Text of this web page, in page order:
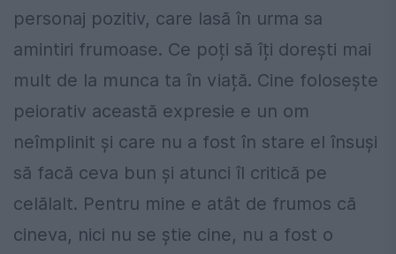
personaj pozitiv, care lasă în urma sa
amintiri frumoase. Ce poți să îți dorești mai
mult de la munca ta în viață. Cine folosește
peiorativ această expresie e un om
neîmplinit și care nu a fost în stare el însuși
să facă ceva bun și atunci îl critică pe
celălalt. Pentru mine e atât de frumos că
cineva, nici nu se știe cine, nu a fost o